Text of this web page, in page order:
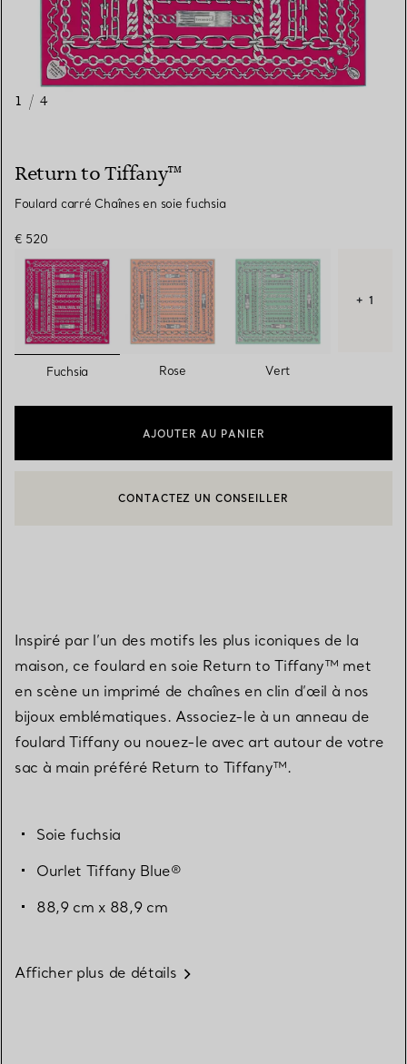
1 / 4
Return to Tiffany™
Foulard carré Chaînes en soie fuchsia
€ 520
sélectionnés
Fuchsia Rose Vert
+ 1
AJOUTER AU PANIER
CONTACTER UN CONSEILLER CLIENT OU PRENDRE RENDEZ-
Inspiré par l’un des motifs les plus iconiques de la
maison, ce foulard en soie Return to Tiffany™ met
en scène un imprimé de chaînes en clin d’œil à nos
bijoux emblématiques. Associez-le à un anneau de
foulard Tiffany ou nouez-le avec art autour de votre
sac à main préféré Return to Tiffany™.
Soie fuchsia
Ourlet Tiffany Blue®
88,9 cm x 88,9 cm
Afficher plus de détails